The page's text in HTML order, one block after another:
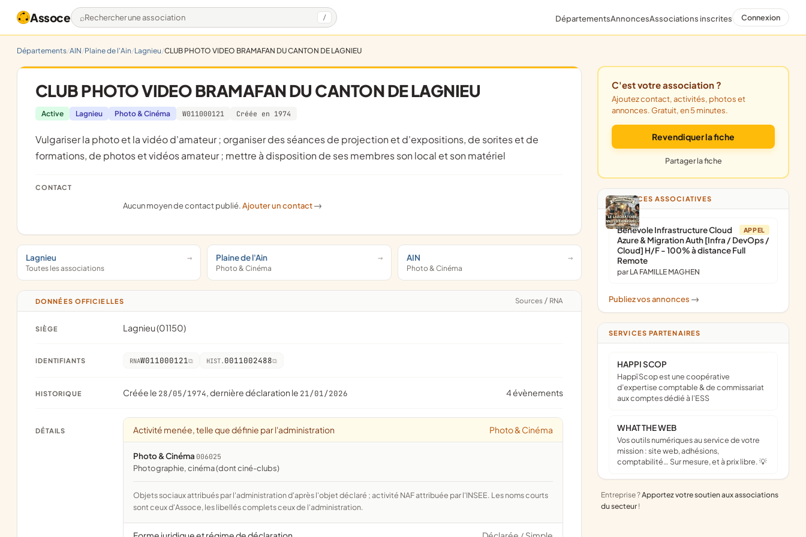
Assoce Rechercher une association / DépartementsAnnoncesAssociations inscrites Connexion
Départements AIN Plaine de l'Ain Lagnieu CLUB PHOTO VIDEO BRAMAFAN DU CANTON DE LAGNIEU
CLUB PHOTO VIDEO BRAMAFAN DU CANTON DE LAGNIEU
Active Lagnieu Photo & Cinéma W011000121 Créée en 1974
vulgariser la photo et la vidéo d'amateur ; organiser des séances de projection et d'expositions, de sorites et de
formations, de photos et vidéos amateur ; mettre à disposition de ses membres son local et son matériel
CONTACT
Aucun moyen de contact publié.Ajouter un contact ->
Lagnieu
Toutes les associations
Plaine de l'Ain
Photo & Cinéma
AIN
Photo & Cinéma
DONNÉES OFFICIELLES Sources / RNA
SIÈGE Lagnieu (01150)
IDENTIFIANTS RNAW011000121 HIST. 0011002488
HISTORIQUE Créée le 28/05/1974, dernière déclaration le 21/01/2026 4 évènements
DÉTAILS Activité menée, telle que définie par l'administration Photo & Cinéma
Photo & Cinéma 006025
photographie, cinéma (dont ciné-clubs)
Objets sociaux attribués par l'administration d'après l'objet déclaré ; activité NAF attribuée par l'INSEE. Les noms courts
sont ceux d'Assoce, les libellés complets ceux de l'administration.
C'est votre association ?
Ajoutez contact, activités, photos et
annonces. Gratuit, en 5 minutes.
Revendiquer la fiche
Partager la fiche
ANNONCES ASSOCIATIVES
APPEL
Bénévole Infrastructure Cloud
Azure & Migration Auth [Infra / DevOps /
Cloud] H/F - 100% à distance Full
Remote
par LA FAMILLE MAGHEN
Publiez vos annonces ->
SERVICES PARTENAIRES
HAPPI SCOP
Happï Scop est une coopérative
d’expertise comptable & de commissariat
aux comptes dédié à l'ESS
WHAT THE WEB
Vos outils numériques au service de votre
mission : site web, adhésions,
comptabilité… Sur mesure, et à prix libre. 💡
Entreprise ?Apportez votre soutien aux associations
du secteur !